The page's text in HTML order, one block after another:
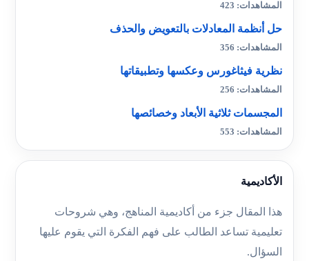
المشاهدات: 423
حل أنظمة المعادلات بالتعويض والحذف
المشاهدات: 356
نظرية فيثاغورس وعكسها وتطبيقاتها
المشاهدات: 256
المجسمات ثلاثية الأبعاد وخصائصها
المشاهدات: 553
الأكاديمية
هذا المقال جزء من أكاديمية المناهج، وهي شروحات
تعليمية تساعد الطالب على فهم الفكرة التي يقوم عليها
السؤال.